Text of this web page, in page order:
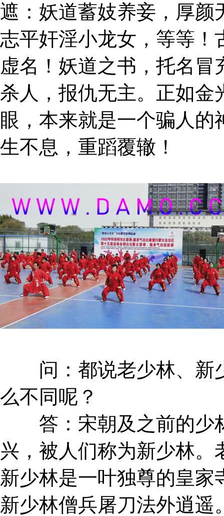
遮：妖道蓄妓养妾，厚颜
志平奸淫小龙女，等等！
虚名！妖道之书，托名
杀人，报仇无主。正如
眼，本来就是一个骗人
生不息，重蹈覆辙！
问：都说老少林、新
么不同呢？
答：宋朝及之前的少
兴，被人们称为新少林
新少林是一叶独尊的皇
新少林僧兵屠刀法外逍遥